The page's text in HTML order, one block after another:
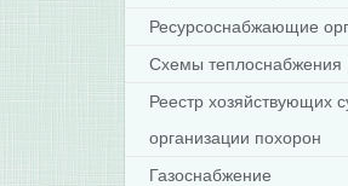
Ресурсоснабжающие
Схемы теплоснабжения
Реестр хозяйствующих
организации похорон
Газоснабжение